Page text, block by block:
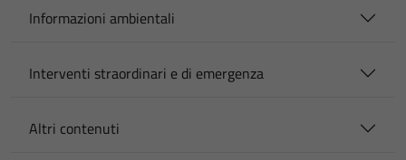
Informazioni ambientali
Interventi straordinari e di emergenza
Altri contenuti